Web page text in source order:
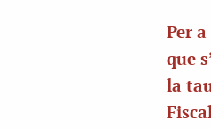
Per
que
la